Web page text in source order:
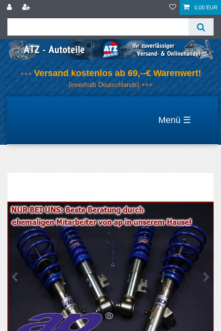
0,00 EUR
+++ Versand kostenlos ab 69,--€ Warenwert!
(innerhalb Deutschlands) +++
☰